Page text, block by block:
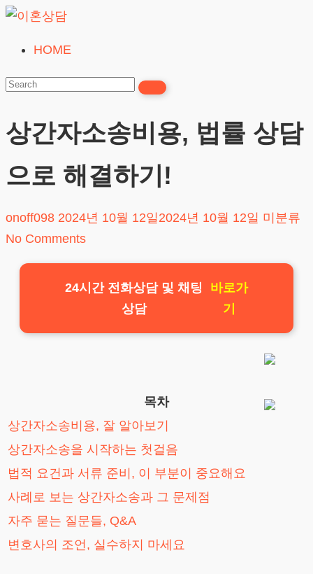
Skip
content
혼
담
24시간365일
HOME
상간자소송비용, 법률 상담
으로 해결하기!
onoff098 2024년 10월 12일 2024년 10월 12일 미분류
No Comments
24시간 전화상담 및 채팅
상담
바로가
기
목차
상간자소송비용, 잘 알아보기
상간자소송을 시작하는 첫걸음
법적 요건과 서류 준비, 이 부분이 중요해요
사례로 보는 상간자소송과 그 문제점
자주 묻는 질문들, Q&A
변호사의 조언, 실수하지 마세요